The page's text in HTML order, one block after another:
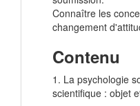
Connaître les
changement
Contenu
1. La psychologie
scientifique : objet